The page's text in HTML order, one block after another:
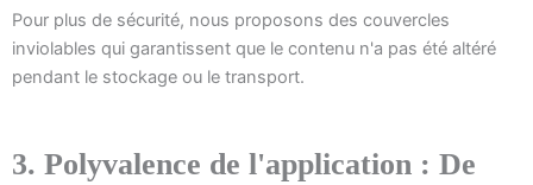
Pour plus de sécurité, nous proposons des couvercles
inviolables qui garantissent que le contenu n'a pas été altéré
pendant le stockage ou le transport.
3. Polyvalence de l'application : De